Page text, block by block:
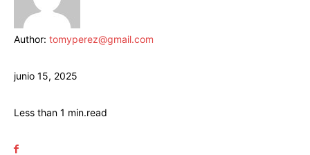
Author: tomyperez@gmail.com
junio 15, 2025
Less than 1 min.read